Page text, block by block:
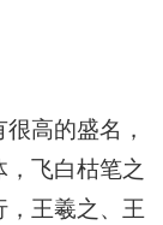
高的盛名，
飞白枯笔之
王羲之、王